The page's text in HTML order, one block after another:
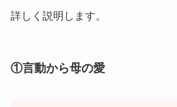
詳しく説明します。
①言動から母の愛